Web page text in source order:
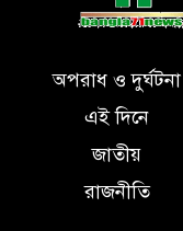
অপরাধ ও দুর্ঘটনা
এই দিনে
জাতীয়
রাজনীতি